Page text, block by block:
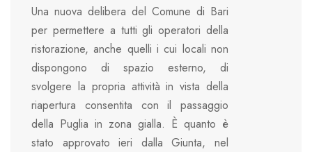
Una nuova delibera del Comune di Bari
per permettere a tutti gli operatori della
ristorazione, anche quelli i cui locali non
dispongono di spazio esterno, di
svolgere la propria attività in vista della
riapertura consentita con il passaggio
della Puglia in zona gialla. È quanto è
stato approvato ieri dalla Giunta, nel